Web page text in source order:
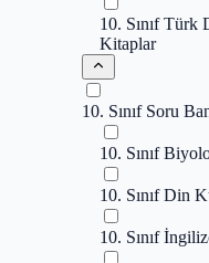
10. Sınıf Türk
Kitaplar
10. Sınıf Soru
10. Sınıf
10. Sınıf Din
10. Sınıf